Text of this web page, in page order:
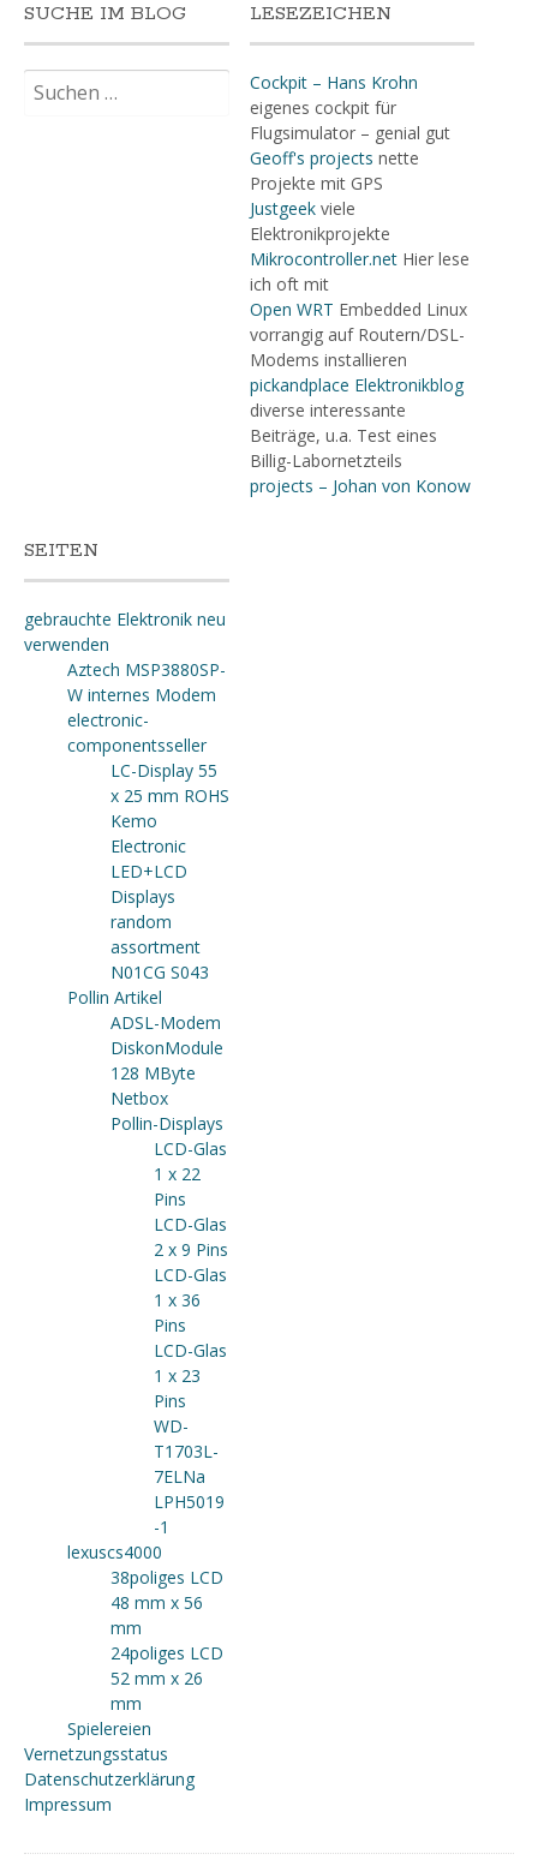
SUCHE IM BLOG
nach:
LESEZEICHEN
Cockpit – Hans Krohn
eigenes cockpit für
Flugsimulator – genial gut
Geoff's projects nette
Projekte mit GPS
Justgeekviele
Elektronikprojekte
Mikrocontroller.netHier lese
ich oft mit
Open WRT Embedded Linux
vorrangig auf Routern/DSL-
Modems installieren
pickandplace Elektronikblog
diverse interessante
Beiträge, u.a. Test eines
Billig-Labornetzteils
projects – Johan von Konow
SEITEN
gebrauchte Elektronik neu
verwenden
Aztech MSP3880SP-
W internes Modem
electronic-
componentsseller
LC-Display 55
x 25 mm ROHS
Kemo
Electronic
LED+LCD
Displays
random
assortment
N01CG S043
Pollin Artikel
ADSL-Modem
DiskonModule
128 MByte
Netbox
Pollin-Displays
LCD-Glas
1 x 22
Pins
LCD-Glas
2 x 9 Pins
LCD-Glas
1 x 36
Pins
LCD-Glas
1 x 23
Pins
WD-
T1703L-
7ELNa
LPH5019
-1
lexuscs4000
38poliges LCD
48 mm x 56
mm
24poliges LCD
52 mm x 26
mm
Spielereien
Vernetzungsstatus
Datenschutzerklärung
Impressum